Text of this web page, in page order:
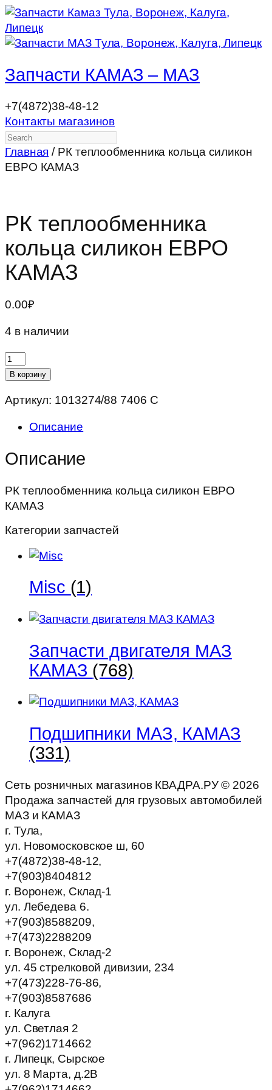
Запчасти КАМАЗ – МАЗ
+7(4872)38-48-12
Контакты магазинов
Search
Главная / РК теплообменника кольца силикон
ЕВРО КАМАЗ
РК теплообменника
кольца силикон ЕВРО
КАМАЗ
0.00₽
4 в наличии
Количество
товара
теплообменника
силикон
КАМАЗ
В корзину
Артикул: 1013274/88 7406 С
Описание
Описание
РК теплообменника кольца силикон ЕВРО
КАМАЗ
Категории запчастей
Misc (1)
Запчасти двигателя МАЗ
КАМАЗ (768)
Подшипники МАЗ, КАМАЗ
(331)
Сеть розничных магазинов КВАДРА.РУ © 2026
Продажа запчастей для грузовых автомобилей
МАЗ и КАМАЗ
г. Тула,
ул. Новомосковское ш, 60
+7(4872)38-48-12,
+7(903)8404812
г. Воронеж, Склад-1
ул. Лебедева 6.
+7(903)8588209,
+7(473)2288209
г. Воронеж, Склад-2
ул. 45 стрелковой дивизии, 234
+7(473)228-76-86,
+7(903)8587686
г. Калуга
ул. Светлая 2
+7(962)1714662
г. Липецк, Сырское
ул. 8 Марта, д.2В